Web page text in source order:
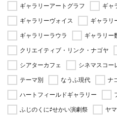
ギャラリーアートグラフ
ギャ
ギャラリーヴォイス
ギャラリ
ギャラリーラウラ
ギャラリー
クリエイティブ・リンク・ナゴヤ
シアターカフェ
シネマスコー
テーマ別
なうふ現代
ナ
ハートフィールドギャラリー
ふじのくに⇄せかい演劇祭
ヤ